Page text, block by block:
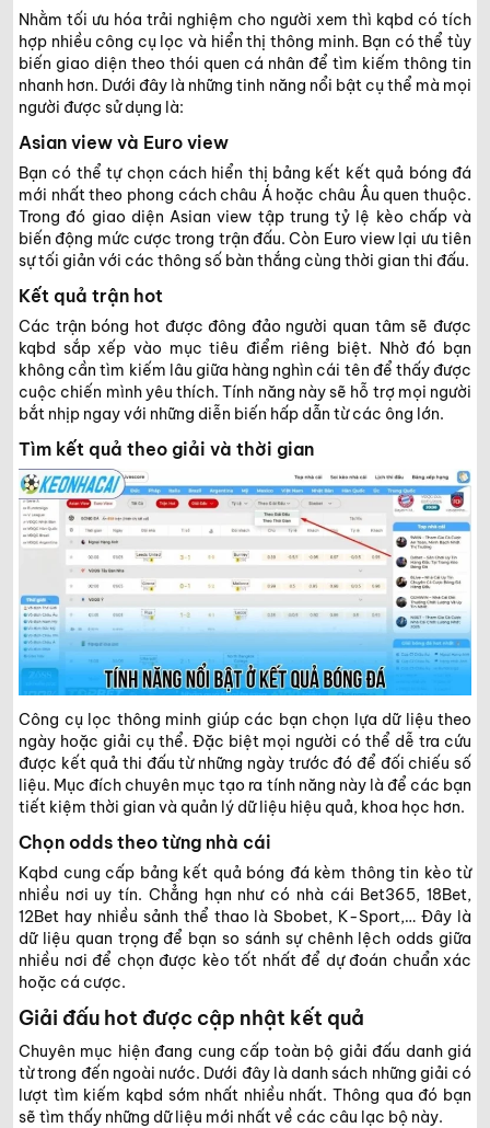
Nhằm tối ưu hóa trải nghiệm cho người xem thì kqbd có tích
hợp nhiều công cụ lọc và hiển thị thông minh. Bạn có thể tùy
biến giao diện theo thói quen cá nhân để tìm kiếm thông tin
nhanh hơn. Dưới đây là những tinh năng nổi bật cụ thể mà mọi
người được sử dụng là:
Asian view và Euro view
Bạn có thể tự chọn cách hiển thị bảng kết kết quả bóng đá
mới nhất theo phong cách châu Á hoặc châu Âu quen thuộc.
Trong đó giao diện Asian view tập trung tỷ lệ kèo chấp và
biến động mức cược trong trận đấu. Còn Euro view lại ưu tiên
sự tối giản với các thông số bàn thắng cùng thời gian thi đấu.
Kết quả trận hot
Các trận bóng hot được đông đảo người quan tâm sẽ được
kqbd sắp xếp vào mục tiêu điểm riêng biệt. Nhờ đó bạn
không cần tìm kiếm lâu giữa hàng nghìn cái tên để thấy được
cuộc chiến mình yêu thích. Tính năng này sẽ hỗ trợ mọi người
bắt nhịp ngay với những diễn biến hấp dẫn từ các ông lớn.
Tìm kết quả theo giải và thời gian
Công cụ lọc thông minh giúp các bạn chọn lựa dữ liệu theo
ngày hoặc giải cụ thể. Đặc biệt mọi người có thể dễ tra cứu
được kết quả thi đấu từ những ngày trước đó để đối chiếu số
liệu. Mục đích chuyên mục tạo ra tính năng này là để các bạn
tiết kiệm thời gian và quản lý dữ liệu hiệu quả, khoa học hơn.
Chọn odds theo từng nhà cái
Kqbd cung cấp bảng kết quả bóng đá kèm thông tin kèo từ
nhiều nơi uy tín. Chẳng hạn như có nhà cái Bet365, 18Bet,
12Bet hay nhiều sảnh thể thao là Sbobet, K-Sport,… Đây là
dữ liệu quan trọng để bạn so sánh sự chênh lệch odds giữa
nhiều nơi để chọn được kèo tốt nhất để dự đoán chuẩn xác
hoặc cá cược.
Giải đấu hot được cập nhật kết quả
Chuyên mục hiện đang cung cấp toàn bộ giải đấu danh giá
từ trong đến ngoài nước. Dưới đây là danh sách những giải có
lượt tìm kiếm kqbd sớm nhất nhiều nhất. Thông qua đó bạn
sẽ tìm thấy những dữ liệu mới nhất về các câu lạc bộ này.